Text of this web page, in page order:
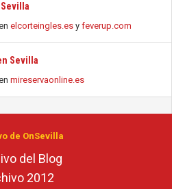
elcorteingles.es y feverup.com
Sevilla
mireservaonline.es
de OnSevilla
del Blog
2012